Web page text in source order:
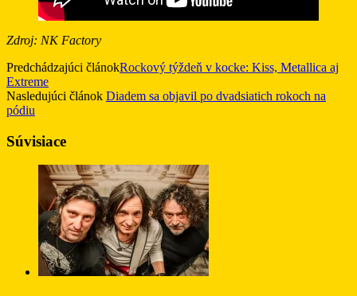
Zdroj: NK Factory
Predchádzajúci článokRockový týždeň v kocke: Kiss, Metallica aj
Extreme
Nasledujúci článok Diadem sa objavil po dvadsiatich rokoch na
pódiu
Súvisiace